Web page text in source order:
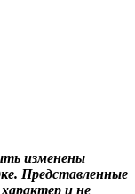
изменены
Представленные
и не